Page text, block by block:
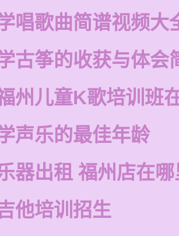
唱歌曲简谱视频大
古筝的收获与体会
州儿童K歌培训班
声乐的最佳年龄
器出租 福州店在
他培训招生